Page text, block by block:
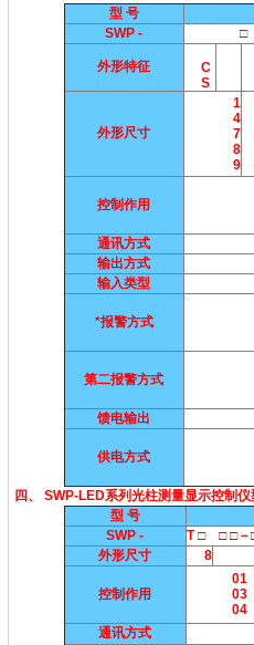
型 号
SWP -
□
外形特征
C
S
外形尺寸
1
4
7
8
9
控制作用
通讯方式
输出方式
输入类型
*报警方式
第二报警方式
馈电输出
供电方式
四、 SWP-LED系列光柱测量显示控制仪
型 号
SWP -
T □ □ □
外形尺寸
8
控制作用
01
03
04
通讯方式